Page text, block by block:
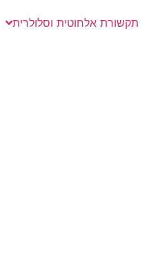
תקשורת אלחוטית וסלולרית